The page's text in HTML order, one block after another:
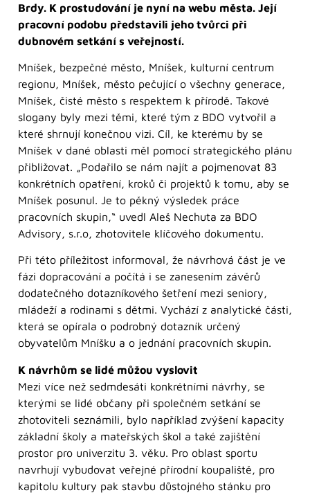
Brdy. K prostudování je nyní na webu města. Její
pracovní podobu představili jeho tvůrci při
dubnovém setkání s veřejností.
Mníšek, bezpečné město, Mníšek, kulturní centrum
regionu, Mníšek, město pečující o všechny generace,
Mníšek, čisté město s respektem k přírodě. Takové
slogany byly mezi těmi, které tým z BDO vytvořil a
které shrnují konečnou vizi. Cíl, ke kterému by se
Mníšek v dané oblasti měl pomocí strategického plánu
přibližovat. „Podařilo se nám najít a pojmenovat 83
konkrétních opatření, kroků či projektů k tomu, aby se
Mníšek posunul. Je to pěkný výsledek práce
pracovních skupin,“ uvedl Aleš Nechuta za BDO
Advisory, s.r.o, zhotovitele klíčového dokumentu.
Při této příležitost informoval, že návrhová část je ve
fázi dopracování a počítá i se zanesením závěrů
dodatečného dotazníkového šetření mezi seniory,
mládeží a rodinami s dětmi. Vychází z analytické části,
která se opírala o podrobný dotazník určený
obyvatelům Mníšku a o jednání pracovních skupin.
K návrhům se lidé můžou vyslovit
Mezi více než sedmdesáti konkrétními návrhy, se
kterými se lidé občany při společném setkání se
zhotoviteli seznámili, bylo například zvýšení kapacity
základní školy a mateřských škol a také zajištění
prostor pro univerzitu 3. věku. Pro oblast sportu
navrhují vybudovat veřejné přírodní koupaliště, pro
kapitolu kultury pak stavbu důstojného stánku pro